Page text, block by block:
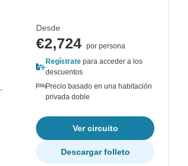
Desde
€2,724 por persona
Regístrate para acceder a los
descuentos
Precio basado en una habitación
privada doble
Ver circuito
Descargar folleto